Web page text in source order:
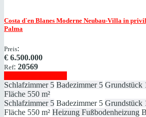
Costa d`en Blanes Moderne Neubau-Villa in
Palma
Preis:
€ 6.500.000
Ref: 20569
Schlafzimmer 5 Badezimmer 5 Grundstück
Fläche 550 m²
Schlafzimmer 5 Badezimmer 5 Grundstück
Fläche 550 m² Heizung Fußbodenheizung